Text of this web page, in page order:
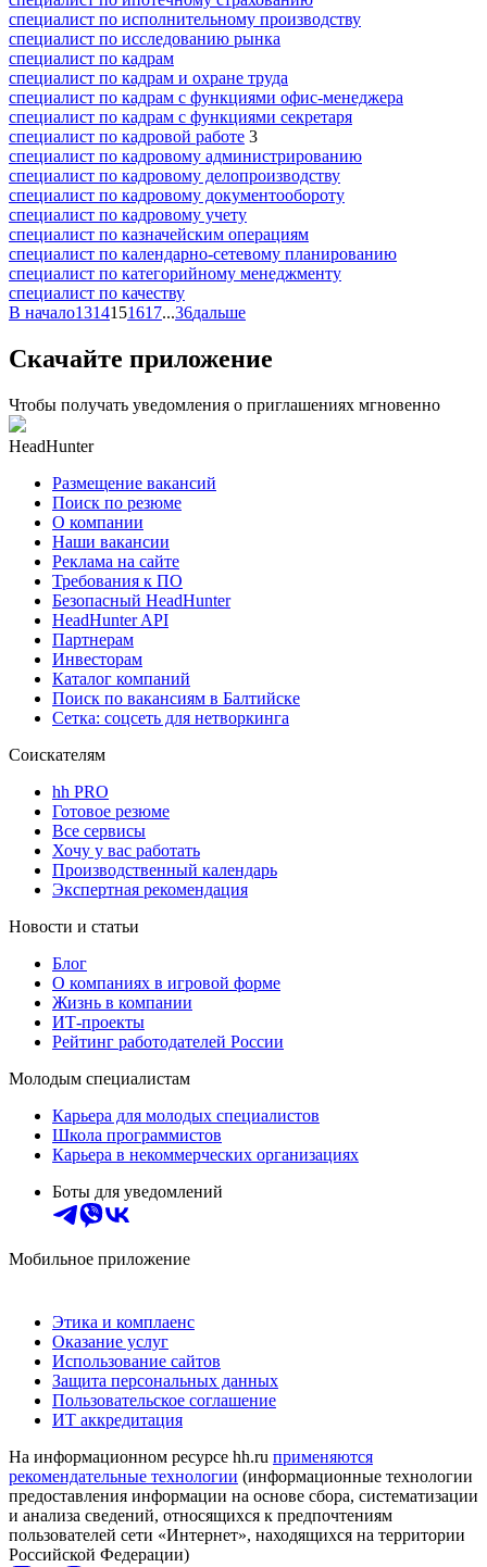
специалист по исполнительному производству
специалист по исследованию рынка
специалист по кадрам
специалист по кадрам и охране труда
специалист по кадрам с функциями офис-менеджера
специалист по кадрам с функциями секретаря
специалист по кадровой работе 3
специалист по кадровому администрированию
специалист по кадровому делопроизводству
специалист по кадровому документообороту
специалист по кадровому учету
специалист по казначейским операциям
специалист по календарно-сетевому планированию
специалист по категорийному менеджменту
специалист по качеству
В начало1314151617...36дальше
Скачайте приложение
Чтобы получать уведомления о приглашениях мгновенно
HeadHunter
Размещение вакансий
Поиск по резюме
О компании
Наши вакансии
Реклама на сайте
Требования к ПО
Безопасный HeadHunter
HeadHunter API
Партнерам
Инвесторам
Каталог компаний
Поиск по вакансиям в Балтийске
Сетка: соцсеть для нетворкинга
Соискателям
hh PRO
Готовое резюме
Все сервисы
Хочу у вас работать
Производственный календарь
Экспертная рекомендация
Новости и статьи
Блог
О компаниях в игровой форме
Жизнь в компании
ИТ-проекты
Рейтинг работодателей России
Молодым специалистам
Карьера для молодых специалистов
Школа программистов
Карьера в некоммерческих организациях
Боты для уведомлений
Мобильное приложение
Этика и комплаенс
Оказание услуг
Использование сайтов
Защита персональных данных
Пользовательское соглашение
ИТ аккредитация
На информационном ресурсе hh.ru применяются
рекомендательные технологии (информационные технологии
предоставления информации на основе сбора, систематизации
и анализа сведений, относящихся к предпочтениям
пользователей сети «Интернет», находящихся на территории
Российской Федерации)